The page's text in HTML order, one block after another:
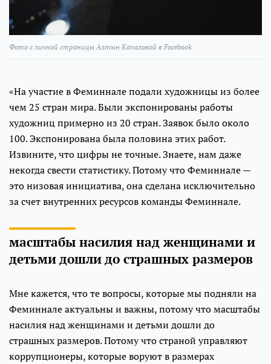
Фото с личной страницы Алтын Капаловой в Facebook
«На участие в Феминнале подали художницы из более
чем 25 стран мира. Были экспонированы работы
художниц примерно из 20 стран. Заявок было около
100. Экспонирована была половина этих работ.
Извините, что цифры не точные. Знаете, нам даже
некогда свести статистику. Потому что Феминнале —
это низовая инициатива, она сделана исключительно
за счет внутренних ресурсов команды Феминнале.
масштабы насилия над женщинами и
детьми дошли до страшных размеров
Мне кажется, что те вопросы, которые мы подняли на
Феминнале актуальны и важны, потому что масштабы
насилия над женщинами и детьми дошли до
страшных размеров. Потому что страной управляют
коррупционеры, которые воруют в размерах